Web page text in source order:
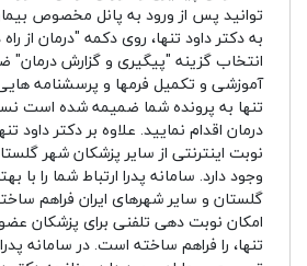
توانید پس از ورود به پانل مخصوص
به دکتر داود تنها، روی دکمه "درمان از
انتخاب گزینه "پیگیری و گزارش
آموزشی و تکمیل فرمها و پرسشنامه
تنها به پرونده شما ضمیمه شده است
درمان اقدام نمایید. علاوه بر دکتر داود
نوبت اینترنتی از سایر پزشکان شهر
وجود دارد. سامانه پدرا ارتباط شما را با
گلستان و سایر شهرهای ایران فراهم
امکان نوبت دهی تلفنی برای پزشکان عضو
تنها، را فراهم ساخته است. در سامانه